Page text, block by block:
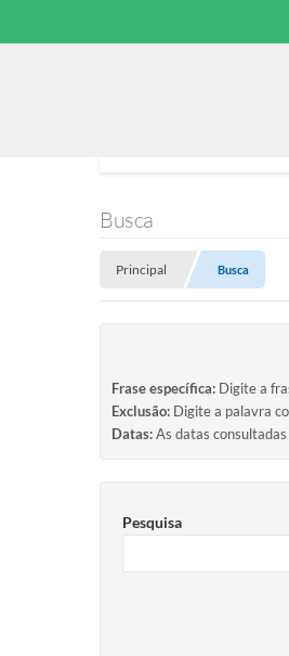
Busca
Principal Busca
Frase específica: Digite a
Exclusão: Digite a palavra
Datas:As datas
Pesquisa